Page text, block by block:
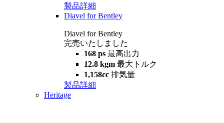
製品詳細
Diavel for Bentley
Diavel for Bentley
完売いたしました
168 ps 最高出力
12.8 kgm 最大トルク
1,158cc 排気量
製品詳細
Heritage